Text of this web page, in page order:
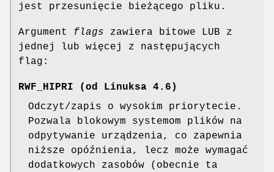
jest przesunięcie bieżącego pliku.
Argument flags zawiera bitowe LUB z
jednej lub więcej z następujących
flag:
RWF_HIPRI (od Linuksa 4.6)
Odczyt/zapis o wysokim priorytecie.
Pozwala blokowym systemom plików na
odpytywanie urządzenia, co zapewnia
niższe opóźnienia, lecz może wymagać
dodatkowych zasobów (obecnie ta